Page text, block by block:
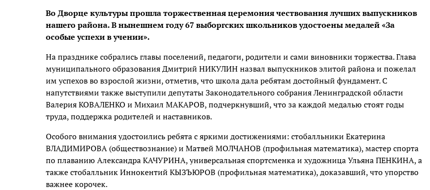
Во Дворце культуры прошла торжественная церемония чествования лучших выпускников
нашего района. В нынешнем году 67 выборгских школьников удостоены медалей «За
особые успехи в учении».
На празднике собрались главы поселений, педагоги, родители и сами виновники торжества. Глава
муниципального образования Дмитрий НИКУЛИН назвал выпускников элитой района и пожелал
им успехов во взрослой жизни, отметив, что школа дала ребятам достойный фундамент. С
напутствиями также выступили депутаты Законодательного собрания Ленинградской области
Валерия КОВАЛЕНКО и Михаил МАКАРОВ, подчеркнувший, что за каждой медалью стоят годы
труда, поддержка родителей и наставников.
Особого внимания удостоились ребята с яркими достижениями: стобалльники Екатерина
ВЛАДИМИРОВА (обществознание) и Матвей МОЛЧАНОВ (профильная математика), мастер спорта
по плаванию Александра КАЧУРИНА, универсальная спортсменка и художница Ульяна ПЕНКИНА, а
также стобалльник Иннокентий КЫЗЪЮРОВ (профильная математика), доказавший, что упорство
важнее корочек.